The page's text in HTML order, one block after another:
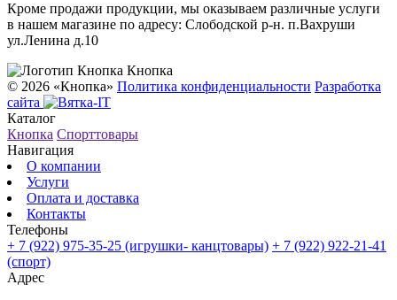
Кроме продажи продукции, мы оказываем различные услуги
в нашем магазине по адресу: Слободской р-н. п.Вахруши
ул.Ленина д.10
Кнопка
© 2026 «Кнопка» Политика конфиденциальности Разработка
сайта
Каталог
Кнопка Спорттовары
Навигация
О компании
Услуги
Оплата и доставка
Контакты
Телефоны
+ 7 (922) 975-35-25 (игрушки- канцтовары) + 7 (922) 922-21-41
(спорт)
Адрес